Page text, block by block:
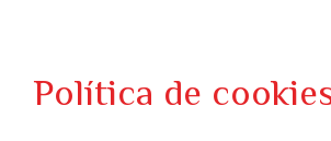
Política de